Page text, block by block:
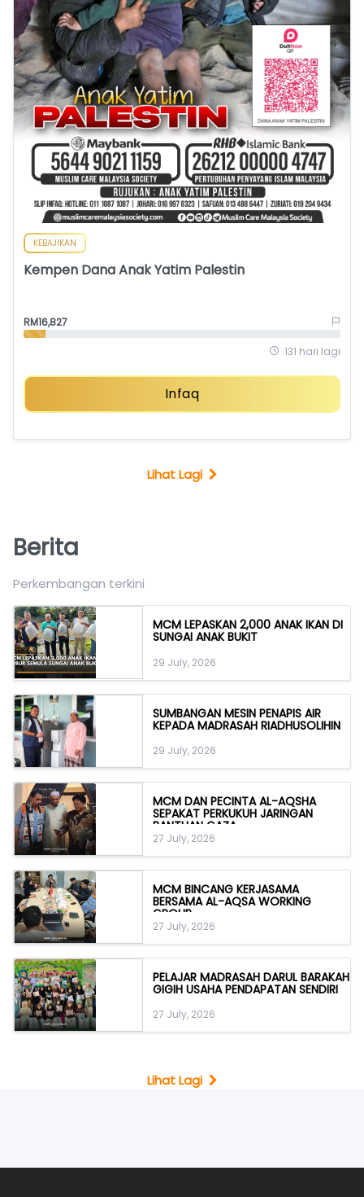
KEBAJIKAN
Kempen Dana Anak Yatim Palestin
RM16,827
131 hari lagi
Infaq
Lihat Lagi
Berita
Perkembangan terkini
MCM LEPASKAN 2,000 ANAK IKAN DI
SUNGAI ANAK BUKIT
29 July, 2026
SUMBANGAN MESIN PENAPIS AIR
KEPADA MADRASAH RIADHUSOLIHIN
29 July, 2026
MCM DAN PECINTA AL-AQSHA
SEPAKAT PERKUKUH JARINGAN
BANTUAN GAZA
27 July, 2026
MCM BINCANG KERJASAMA
BERSAMA AL-AQSA WORKING
GROUP
27 July, 2026
PELAJAR MADRASAH DARUL BARAKAH
GIGIH USAHA PENDAPATAN SENDIRI
27 July, 2026
Lihat Lagi